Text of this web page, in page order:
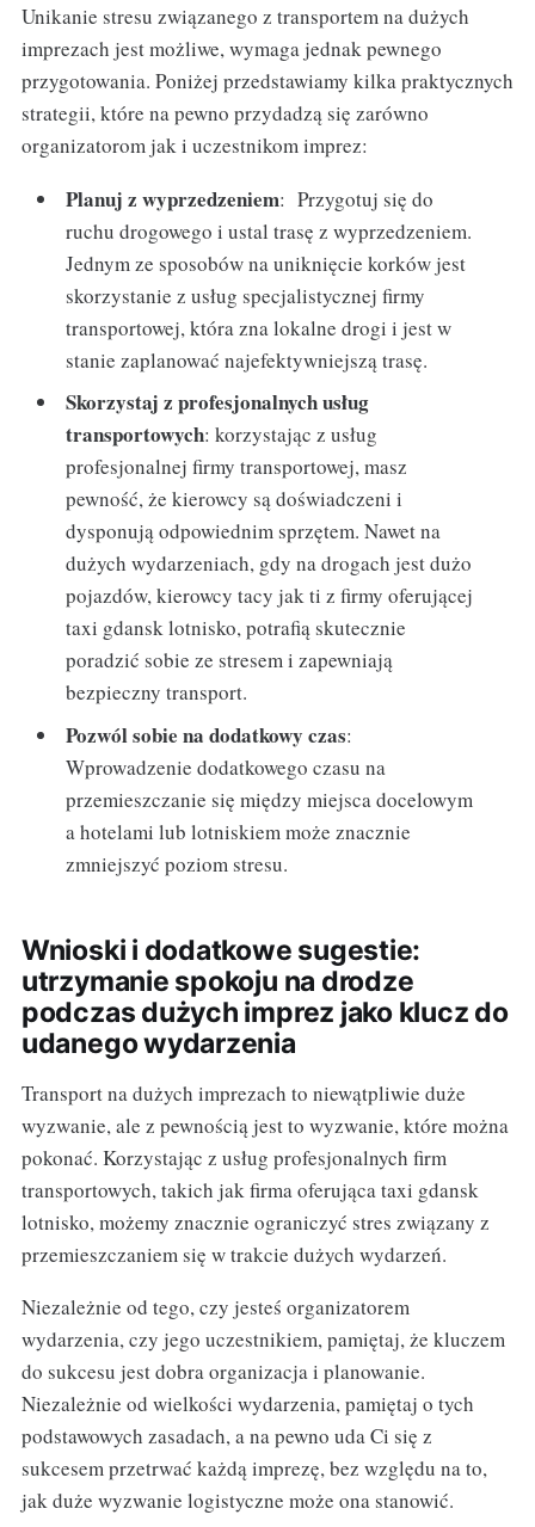
Unikanie stresu związanego z transportem na dużych
imprezach jest możliwe, wymaga jednak pewnego
przygotowania. Poniżej przedstawiamy kilka praktycznych
strategii, które na pewno przydadzą się zarówno
organizatorom jak i uczestnikom imprez:
Planuj z wyprzedzeniem: Przygotuj się do
ruchu drogowego i ustal trasę z wyprzedzeniem.
Jednym ze sposobów na uniknięcie korków jest
skorzystanie z usług specjalistycznej firmy
transportowej, która zna lokalne drogi i jest w
stanie zaplanować najefektywniejszą trasę.
Skorzystaj z profesjonalnych usług
transportowych: korzystając z usług
profesjonalnej firmy transportowej, masz
pewność, że kierowcy są doświadczeni i
dysponują odpowiednim sprzętem. Nawet na
dużych wydarzeniach, gdy na drogach jest dużo
pojazdów, kierowcy tacy jak ti z firmy oferującej
taxi gdansk lotnisko, potrafią skutecznie
poradzić sobie ze stresem i zapewniają
bezpieczny transport.
Pozwól sobie na dodatkowy czas:
Wprowadzenie dodatkowego czasu na
przemieszczanie się między miejsca docelowym
a hotelami lub lotniskiem może znacznie
zmniejszyć poziom stresu.
Wnioski i dodatkowe sugestie:
utrzymanie spokoju na drodze
podczas dużych imprez jako klucz do
udanego wydarzenia
Transport na dużych imprezach to niewątpliwie duże
wyzwanie, ale z pewnością jest to wyzwanie, które można
pokonać. Korzystając z usług profesjonalnych firm
transportowych, takich jak firma oferująca taxi gdansk
lotnisko, możemy znacznie ograniczyć stres związany z
przemieszczaniem się w trakcie dużych wydarzeń.
Niezależnie od tego, czy jesteś organizatorem
wydarzenia, czy jego uczestnikiem, pamiętaj, że kluczem
do sukcesu jest dobra organizacja i planowanie.
Niezależnie od wielkości wydarzenia, pamiętaj o tych
podstawowych zasadach, a na pewno uda Ci się z
sukcesem przetrwać każdą imprezę, bez względu na to,
jak duże wyzwanie logistyczne może ona stanowić.